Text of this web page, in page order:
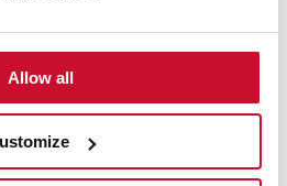
Allow all